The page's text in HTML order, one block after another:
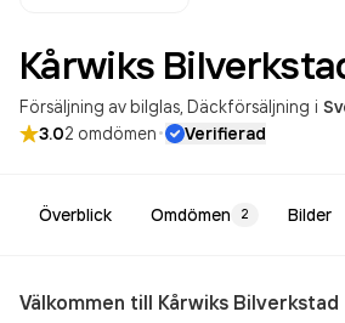
Kårwiks
Försäljning av bilglas Däckförsäljning i
3.02 omdömen· Verifierad
Överblick Omdömen 2 Bilder
Välkommen till Kårwiks Bilverkstad